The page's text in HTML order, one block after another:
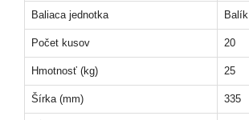
Baliaca jednotka Balík
Počet kusov 20
Hmotnosť (kg) 25
Šírka (mm) 335